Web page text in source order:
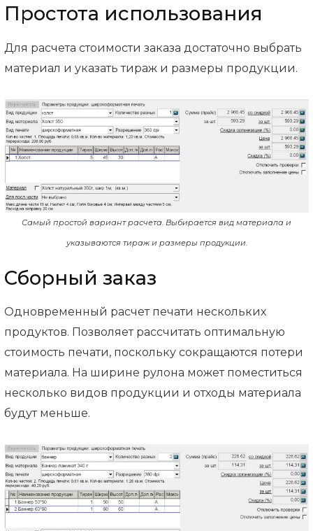
Простота использования
Для расчета стоимости заказа достаточно выбрать
материал и указать тираж и размеры продукции.
Самый простой вариант расчета. Выбирается вид материала и
указываются тираж и размеры продукции.
Сборный заказ
Одновременный расчет печати нескольких
продуктов. Позволяет рассчитать оптимальную
стоимость печати, поскольку сокращаются потери
материала. На ширине рулона может поместиться
несколько видов продукции и отходы материала
будут меньше.